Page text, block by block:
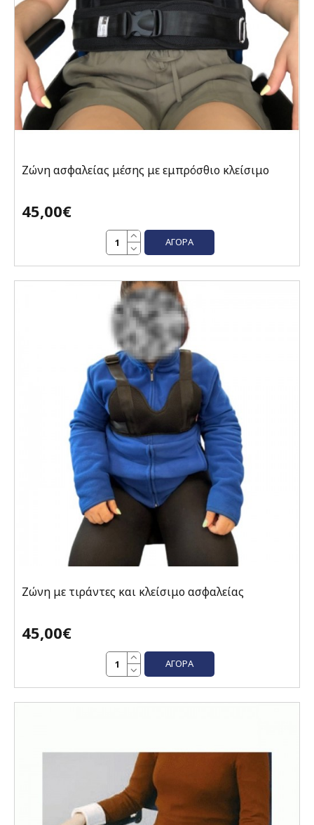
Ζώνη ασφαλείας μέσης με εμπρόσθιο κλείσιμο
45,00€
ΑΓΟΡΆ
Ζώνη με τιράντες και κλείσιμο ασφαλείας
45,00€
ΑΓΟΡΆ